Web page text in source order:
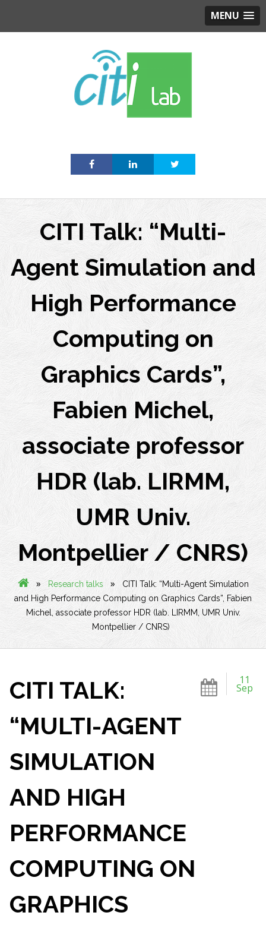
MENU
CITI Talk: “Multi-
Agent Simulation and
High Performance
Computing on
Graphics Cards”,
Fabien Michel,
associate professor
HDR (lab. LIRMM,
UMR Univ.
Montpellier / CNRS)
» Research talks »
CITI Talk: “Multi-Agent Simulation
and High Performance Computing on Graphics Cards”, Fabien
Michel, associate professor HDR (lab. LIRMM, UMR Univ.
Montpellier / CNRS)
11
Sep
CITI TALK:
“MULTI-AGENT
SIMULATION
AND HIGH
PERFORMANCE
COMPUTING ON
GRAPHICS